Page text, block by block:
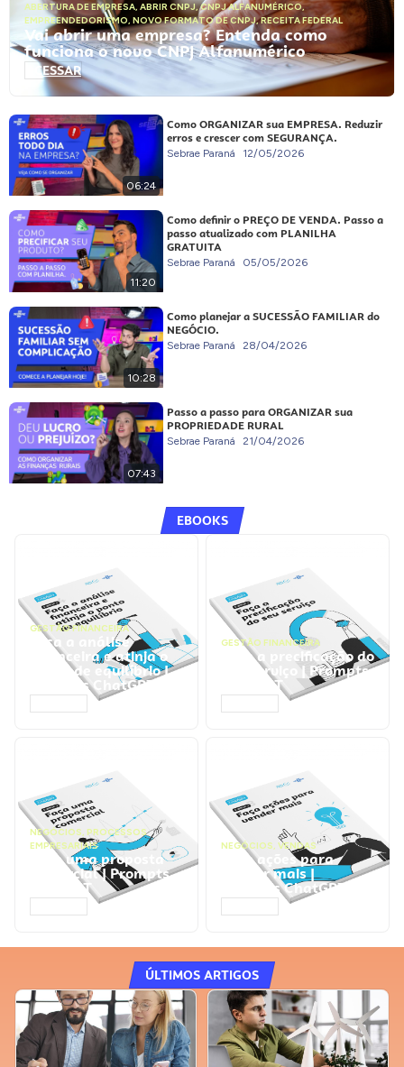
ABERTURA DE EMPRESA, ABRIR CNPJ,CNPJ ALFANUMÉRICO,
EMPREENDEDORISMO, NOVO FORMATO DE CNPJ,RECEITA FEDERAL
Vai abrir uma empresa? Entenda como
funciona o novo CNPJ Alfanumérico
ACESSAR
06:24
Como ORGANIZAR sua EMPRESA. Reduzir
erros e crescer com SEGURANÇA.
Sebrae Paraná 12/05/2026
11:20
Como definir o PREÇO DE VENDA. Passo a
passo atualizado com PLANILHA
GRATUITA
Sebrae Paraná 05/05/2026
10:28
Como planejar a SUCESSÃO FAMILIAR do
NEGÓCIO.
Sebrae Paraná 28/04/2026
07:43
Passo a passo para ORGANIZAR sua
PROPRIEDADE RURAL
Sebrae Paraná 21/04/2026
EBOOKS
GESTÃO FINANCEIRA
Faça a análise
financeira e atinja o
ponto de equilíbrio |
Prompts ChatGPT
GESTÃO FINANCEIRA
Faça a precificação do
seu serviço | Prompts
ChatGPT
NEGÓCIOS, PROCESSOS
EMPRESARIAIS
Faça uma proposta
comercial | Prompts
ChatGPT
NEGÓCIOS, VENDAS
Faça ações para
vender mais |
Prompts ChatGPT
ÚLTIMOS ARTIGOS